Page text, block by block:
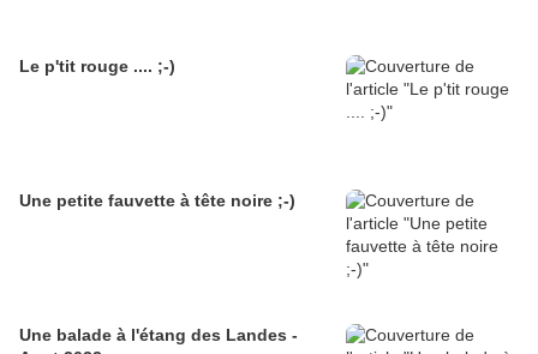
Le p'tit rouge .... ;-)
Une petite fauvette à tête noire ;-)
Une balade à l'étang des Landes -